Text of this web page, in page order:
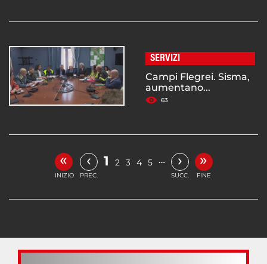
SERVIZI
Campi Flegrei. Sisma,
aumentano...
63
«
INIZIO
‹
PREC.
1 2 3 4 5 … ›
SUCC.
»
FINE